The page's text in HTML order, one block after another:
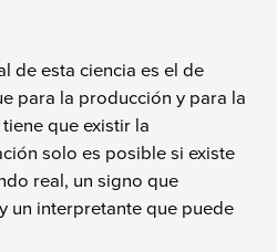
de esta ciencia es el de
para la producción y para la
que existir la
solo es posible si existe
real, un signo que
un interpretante que puede